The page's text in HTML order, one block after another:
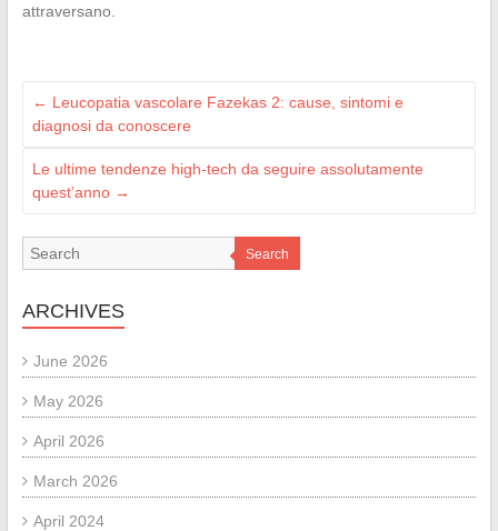
attraversano.
← Leucopatia vascolare Fazekas 2: cause, sintomi e
diagnosi da conoscere
Le ultime tendenze high-tech da seguire assolutamente
quest’anno →
Search
ARCHIVES
June 2026
May 2026
April 2026
March 2026
April 2024